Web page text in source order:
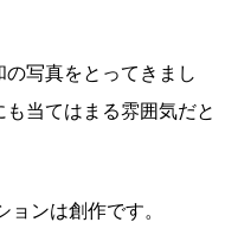
写真をとってきまし
当てはまる雰囲気だと
ンは創作です。